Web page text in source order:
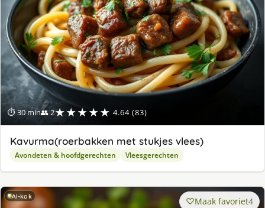
⏱ 30 min👥 2★★★★★ 4.64 (83)
Kavurma(roerbakken met stukjes vlees)
Avondeten & hoofdgerechten Vleesgerechten
AI-kok Maak favoriet4